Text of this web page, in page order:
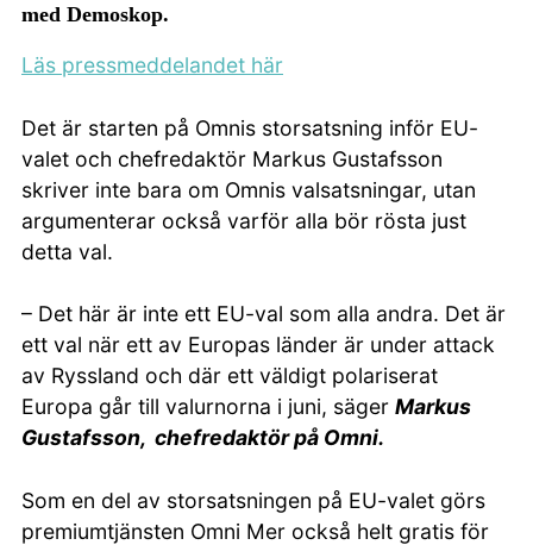
med Demoskop.
Läs pressmeddelandet här
Det är starten på Omnis storsatsning inför EU-
valet och chefredaktör Markus Gustafsson
skriver inte bara om Omnis valsatsningar, utan
argumenterar också varför alla bör rösta just
detta val.
– Det här är inte ett EU-val som alla andra. Det är
ett val när ett av Europas länder är under attack
av Ryssland och där ett väldigt polariserat
Europa går till valurnorna i juni, säger Markus
Gustafsson, chefredaktör på Omni.
Som en del av storsatsningen på EU-valet görs
premiumtjänsten Omni Mer också helt gratis för